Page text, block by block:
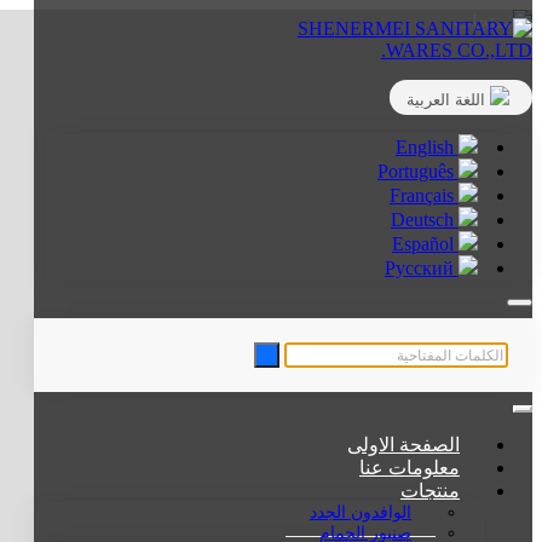
اللغة العربية
الصفحة الاولى
معلومات عنا
منتجات
الوافدون الجدد
صنبور الحمام